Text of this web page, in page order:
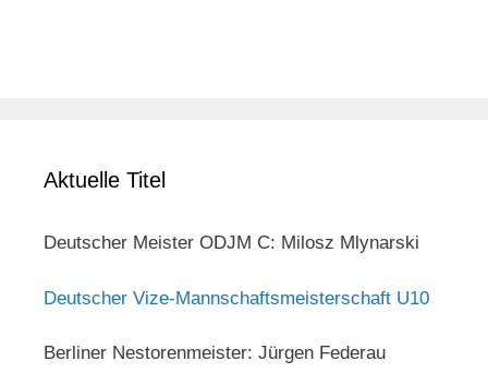
Aktuelle Titel
Deutscher Meister ODJM C: Milosz Mlynarski
Deutscher Vize-Mannschaftsmeisterschaft U10
Berliner Nestorenmeister: Jürgen Federau